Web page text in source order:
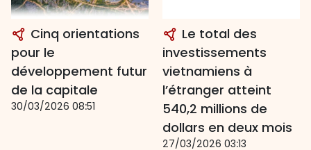
Cinq orientations
pour le
développement futur
de la capitale
30/03/2026 08:51
Le total des
investissements
vietnamiens à
l’étranger atteint
540,2 millions de
dollars en deux mois
27/03/2026 03:13